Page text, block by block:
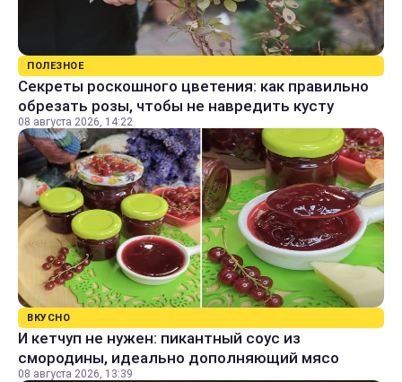
ПОЛЕЗНОЕ
Секреты роскошного цветения: как правильно
обрезать розы, чтобы не навредить кусту
08 августа 2026, 14:22
ВКУСНО
И кетчуп не нужен: пикантный соус из
смородины, идеально дополняющий мясо
08 августа 2026, 13:39